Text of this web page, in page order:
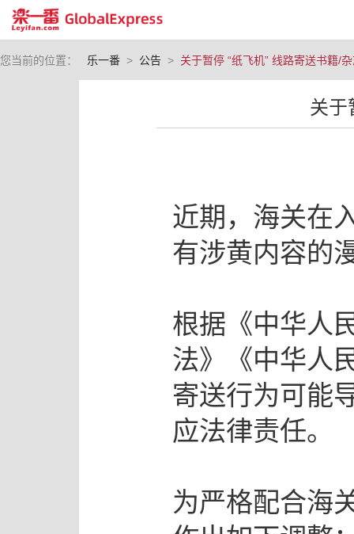
您当前的位置： 乐一番 > 公告 > 关于暂停 “纸飞机” 线路寄送书籍/
关于
近期，海关在
有涉黄内容的
根据《中华人
法》《中华人
寄送行为可能
应法律责任。
为严格配合海